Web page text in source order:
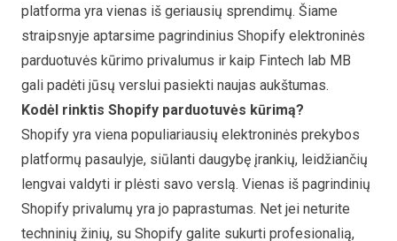
platforma yra vienas iš geriausių sprendimų. Šiame
straipsnyje aptarsime pagrindinius Shopify elektroninės
parduotuvės kūrimo privalumus ir kaip Fintech lab MB
gali padėti jūsų verslui pasiekti naujas aukštumas.
Kodėl rinktis Shopify parduotuvės kūrimą?
Shopify yra viena populiariausių elektroninės prekybos
platformų pasaulyje, siūlanti daugybę įrankių, leidžiančių
lengvai valdyti ir plėsti savo verslą. Vienas iš pagrindinių
Shopify privalumų yra jo paprastumas. Net jei neturite
techninių žinių, su Shopify galite sukurti profesionalią,